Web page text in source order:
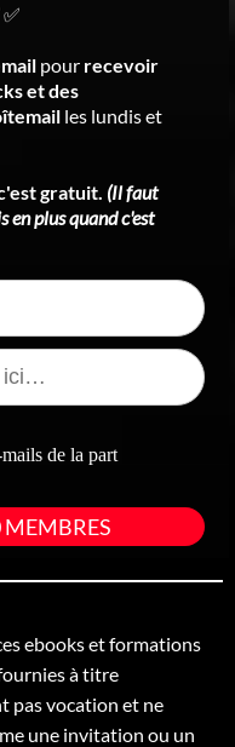
✅
pour recevoir
et des
les lundis et
gratuit. (Il faut
en plus quand c'est
de la part
ebooks et formations
à titre
pas vocation et ne
une invitation ou un